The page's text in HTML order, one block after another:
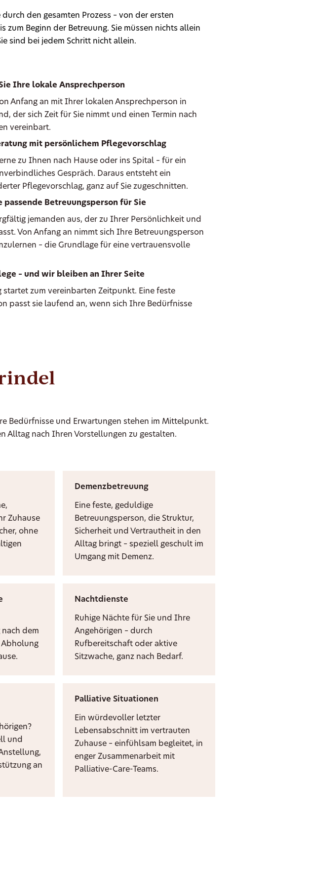
den gesamten Prozess – von der ersten
zum Beginn der Betreuung. Sie müssen nichts allein
sind bei jedem Schritt nicht allein.
Ihre lokale Ansprechperson
Anfang an mit Ihrer lokalen Ansprechperson in
der sich Zeit für Sie nimmt und einen Termin nach
vereinbart.
mit persönlichem Pflegevorschlag
zu Ihnen nach Hause oder ins Spital – für ein
Gespräch. Daraus entsteht ein
Pflegevorschlag, ganz auf Sie zugeschnitten.
Betreuungsperson für Sie
jemanden aus, der zu Ihrer Persönlichkeit und
Von Anfang an nimmt sich Ihre Betreuungsperson
– die Grundlage für eine vertrauensvolle
– und wir bleiben an Ihrer Seite
startet zum vereinbarten Zeitpunkt. Eine feste
passt sie laufend an, wenn sich Ihre Bedürfnisse
Bedürfnisse und Erwartungen stehen im Mittelpunkt.
Alltag nach Ihren Vorstellungen zu gestalten.
Zuhause
ohne
Demenzbetreuung
Eine feste, geduldige
Betreuungsperson, die Struktur,
Sicherheit und Vertrautheit in den
Alltag bringt – speziell geschult im
Umgang mit Demenz.
dem
Abholung
Nachtdienste
Ruhige Nächte für Sie und Ihre
Angehörigen – durch
Rufbereitschaft oder aktive
Sitzwache, ganz nach Bedarf.
und
an
Palliative Situationen
Ein würdevoller letzter
Lebensabschnitt im vertrauten
Zuhause – einfühlsam begleitet, in
enger Zusammenarbeit mit
Palliative-Care-Teams.